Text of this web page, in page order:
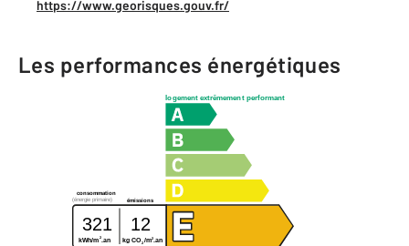
https://www.georisques.gouv.fr/
Les performances énergétiques
logement extrêmement performant
consommation
émissions
(énergie primaire)
321 12
kWh/m2.an kg CO2/m2 .an